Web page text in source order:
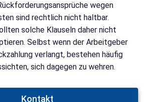
wegen
sind rechtlich nicht haltbar.
solche Klauseln daher nicht
Selbst wenn der Arbeitgeber
verlangt, bestehen häufig
sich dagegen zu wehren.
Kontakt